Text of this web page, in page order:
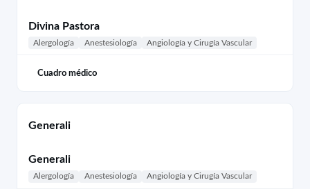
Divina Pastora
Alergología Anestesiología Angiología y Cirugía Vascular
Cuadro médico
Generali
Generali
Alergología Anestesiología Angiología y Cirugía Vascular